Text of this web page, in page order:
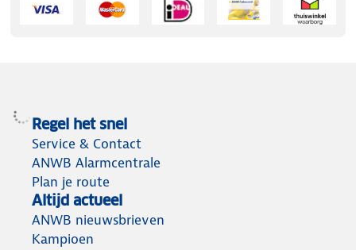
Regel het snel
Service & Contact
ANWB Alarmcentrale
Plan je route
Altijd actueel
ANWB nieuwsbrieven
Kampioen